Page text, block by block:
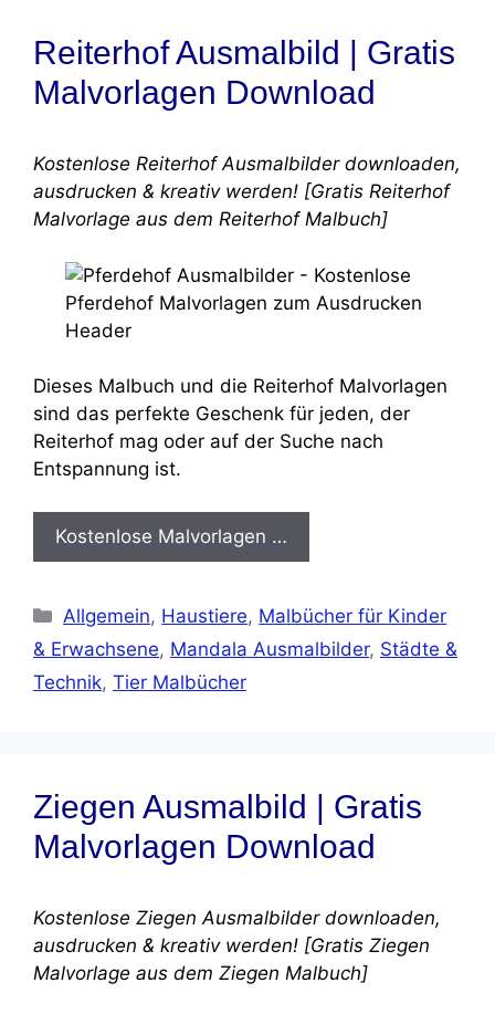
Reiterhof Ausmalbild | Gratis
Malvorlagen Download
Kostenlose Reiterhof Ausmalbilder downloaden,
ausdrucken & kreativ werden! [Gratis Reiterhof
Malvorlage aus dem Reiterhof Malbuch]
Dieses Malbuch und die Reiterhof Malvorlagen
sind das perfekte Geschenk für jeden, der
Reiterhof mag oder auf der Suche nach
Entspannung ist.
Kostenlose Malvorlagen …
Kategorien
Allgemein, Haustiere, Malbücher für Kinder
& Erwachsene, Mandala Ausmalbilder, Städte &
Technik, Tier Malbücher
Ziegen Ausmalbild | Gratis
Malvorlagen Download
Kostenlose Ziegen Ausmalbilder downloaden,
ausdrucken & kreativ werden! [Gratis Ziegen
Malvorlage aus dem Ziegen Malbuch]